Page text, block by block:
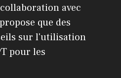
avec
que des
sur l'utilisation
pour les